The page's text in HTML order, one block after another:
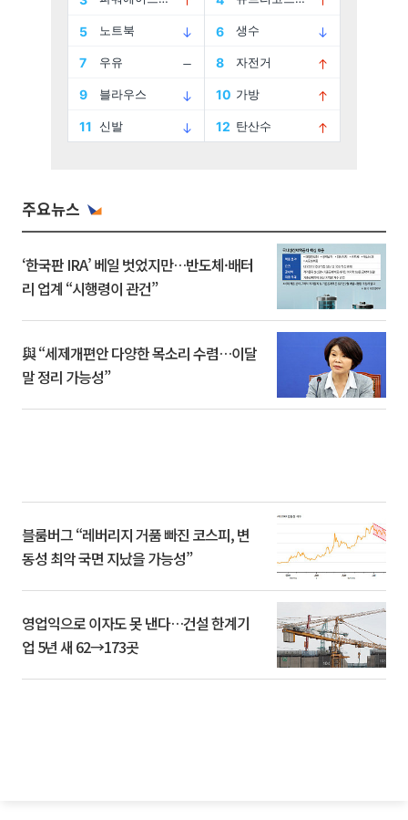
주요뉴스
‘한국판 IRA’ 베일 벗었지만…반도체·배터
리 업계 “시행령이 관건”
與 “세제개편안 다양한 목소리 수렴…이달
말 정리 가능성”
블룸버그 “레버리지 거품 빠진 코스피, 변
동성 최악 국면 지났을 가능성”
영업익으로 이자도 못 낸다…건설 한계기
업 5년 새 62→173곳